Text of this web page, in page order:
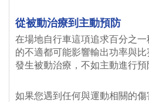
從被動治療到主動預防
在場地自行車這項追求百分之
的不適都可能影響輸出功率與
發生被動治療，不如主動進行預
如果您遇到任何與運動相關的